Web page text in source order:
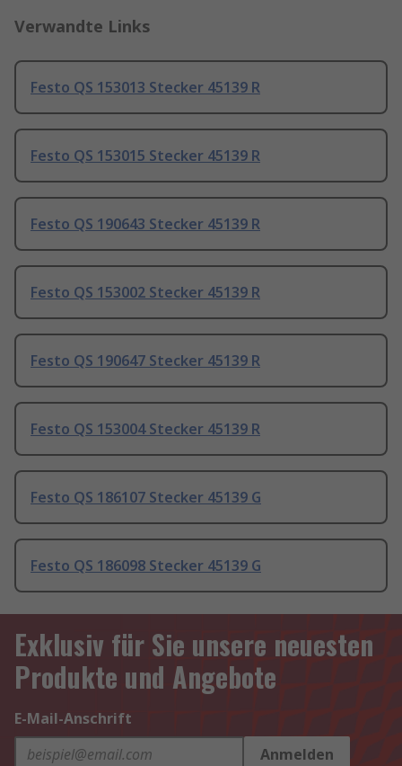
Verwandte Links
Festo QS 153013 Stecker 45139 R
Festo QS 153015 Stecker 45139 R
Festo QS 190643 Stecker 45139 R
Festo QS 153002 Stecker 45139 R
Festo QS 190647 Stecker 45139 R
Festo QS 153004 Stecker 45139 R
Festo QS 186107 Stecker 45139 G
Festo QS 186098 Stecker 45139 G
Exklusiv für Sie unsere neuesten
Produkte und Angebote
E-Mail-Anschrift
Anmelden